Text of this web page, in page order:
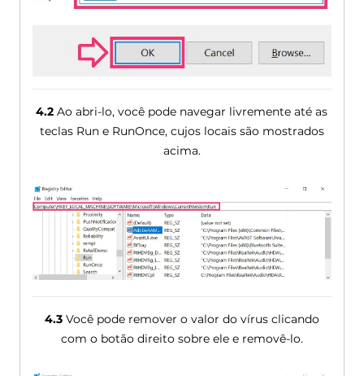
4.2 Ao abri-lo, você pode navegar livremente até as
teclas Run e RunOnce, cujos locais são mostrados
acima.
4.3Você pode remover o valor do vírus clicando
com o botão direito sobre ele e removê-lo.